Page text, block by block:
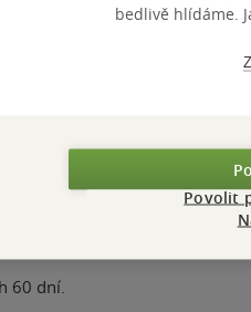
60 dní.
bedlivě hlídáme.
Povolit